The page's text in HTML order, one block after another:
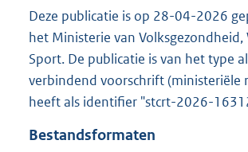
s
g
r
o
o
t
Deze publicatie is op 28-04-2026
het Ministerie van Volksgezondheid,
Sport. De publicatie is van het type
verbindend voorschrift (ministeriële
heeft als identifier "stcrt-2026-
Bestandsformaten